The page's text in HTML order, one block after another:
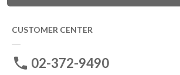
CUSTOMER CENTER
02-372-9490